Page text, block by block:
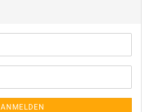
ANMELDEN